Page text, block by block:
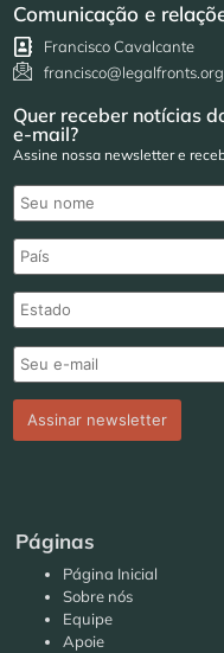
Comunicação e
Francisco Cavalcante
francisco@legalfronts.org
Quer receber notícias
e-mail?
Assine nossa newsletter e
Páginas
Página Inicial
Sobre nós
Equipe
Apoie